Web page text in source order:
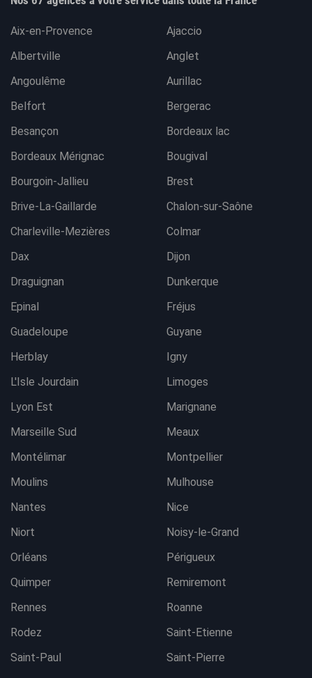
Aix-en-Provence
Ajaccio
Albertville
Anglet
Angoulême
Aurillac
Belfort
Bergerac
Besançon
Bordeaux lac
Bordeaux Mérignac
Bougival
Bourgoin-Jallieu
Brest
Brive-La-Gaillarde
Chalon-sur-Saône
Charleville-Mezières
Colmar
Dax
Dijon
Draguignan
Dunkerque
Epinal
Fréjus
Guadeloupe
Guyane
Herblay
Igny
L'Isle Jourdain
Limoges
Lyon Est
Marignane
Marseille Sud
Meaux
Montélimar
Montpellier
Moulins
Mulhouse
Nantes
Nice
Niort
Noisy-le-Grand
Orléans
Périgueux
Quimper
Remiremont
Rennes
Roanne
Rodez
Saint-Etienne
Saint-Paul
Saint-Pierre